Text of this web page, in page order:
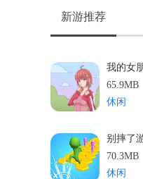
新游推荐
65.9MB
休闲
别摔了
70.3MB
休闲